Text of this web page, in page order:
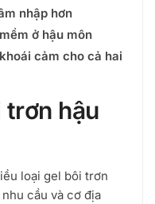
nhập hơn
ở hậu môn
cảm cho cả hai
trơn hậu
loại gel bôi trơn
cầu và cơ địa